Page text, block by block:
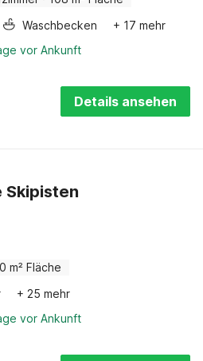
Waschbecken
+ 17 mehr
vor Ankunft
Details ansehen
Skipisten
m² Fläche
+ 25 mehr
vor Ankunft